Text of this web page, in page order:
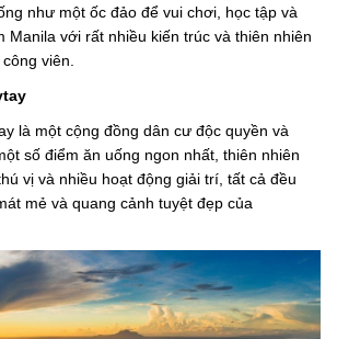
như một ốc đảo để vui chơi, học tập và
Manila với rất nhiều kiến ​​trúc và thiên nhiên
viên.
là một cộng đồng dân cư độc quyền và
số điểm ăn uống ngon nhất, thiên nhiên
vị và nhiều hoạt động giải trí, tất cả đều
mẻ và quang cảnh tuyệt đẹp của